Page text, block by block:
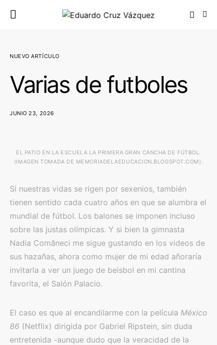
NUEVO ARTÍCULO
Varias de futboles
JUNIO 23, 2026
EL PATIO EN LA ESCUELA LA PRIMERA GRAN CANCHA DE FÚTBOL.
(IMAGEN TOMADA DE MEMORIADELAEDUCACION.BLOGSPOT.COM).
Si nuestras vidas se rigen por sexenios, también
tienen sentido cada cuatro años en que se alumbra el
mundial de fútbol. Los balones se imponen incluso
sobre las justas olímpicas. Y si bien la gimnasta
Nadia Comăneci me sigue gustando en los videos de
sus hazañas, ahora como mujer de mi edad añoraría
invitarla a ver un juego de beisbol en mi cantina
favorita, el Salón Palacio.
El caso es que al encandilarme con la película México
86 (Netflix) dirigida por Gabriel Ripstein, sin duda
entretenida -aunque dudo que la veracidad de la